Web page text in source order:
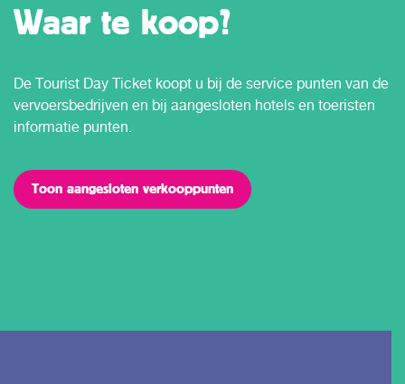
Waar te koop?
De Tourist Day Ticket koopt u bij de service punten van de
vervoersbedrijven en bij aangesloten hotels en toeristen
informatie punten.
Toon aangesloten verkooppunten